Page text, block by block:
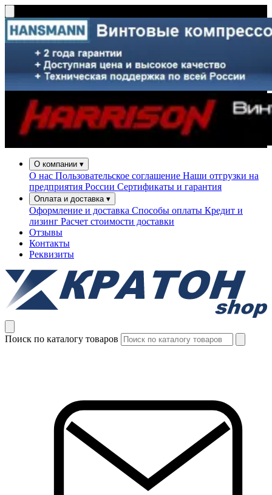
О компании ▾
О нас Пользовательское соглашение Наши отгрузки на
предприятия России Сертификаты и гарантия
Оплата и доставка ▾
Оформление и доставка Способы оплаты Кредит и
лизинг Расчет стоимости доставки
Отзывы
Контакты
Реквизиты
Поиск по каталогу товаров